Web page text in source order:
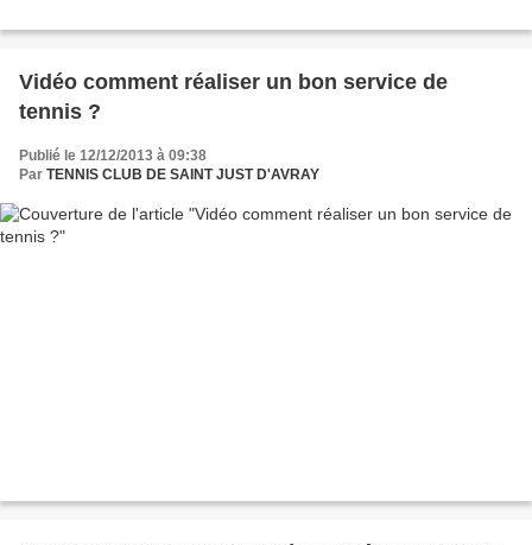
Vidéo comment réaliser un bon service de
tennis ?
Publié le 12/12/2013 à 09:38
Par TENNIS CLUB DE SAINT JUST D'AVRAY